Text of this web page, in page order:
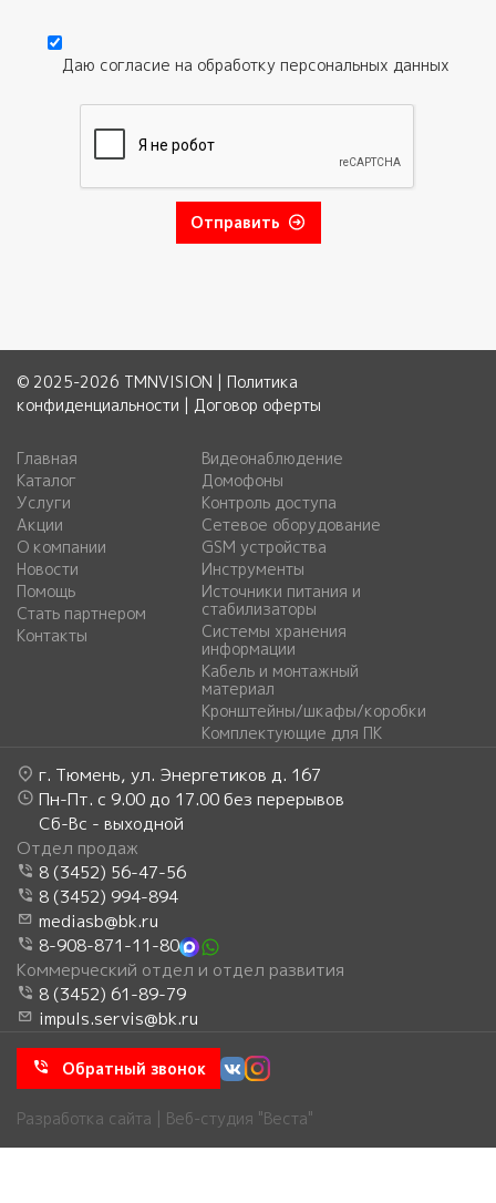
Даю согласие на обработку персональных данных
Отправить
© 2025-2026 TMNVISION | Политика
конфиденциальности | Договор оферты
Главная
Каталог
Услуги
Акции
О компании
Новости
Помощь
Стать партнером
Контакты
Видеонаблюдение
Домофоны
Контроль доступа
Сетевое оборудование
GSM устройства
Инструменты
Источники питания и
стабилизаторы
Системы хранения
информации
Кабель и монтажный
материал
Кронштейны/шкафы/коробки
Комплектующие для ПК
г. Тюмень, ул. Энергетиков д. 167
Пн-Пт. с 9.00 до 17.00 без перерывов
Сб-Вс - выходной
Отдел продаж
8 (3452) 56-47-56
8 (3452) 994-894
mediasb@bk.ru
8-908-871-11-80
Коммерческий отдел и отдел развития
8 (3452) 61-89-79
impuls.servis@bk.ru
Обратный звонок
Разработка сайта | Веб-студия "Веста"